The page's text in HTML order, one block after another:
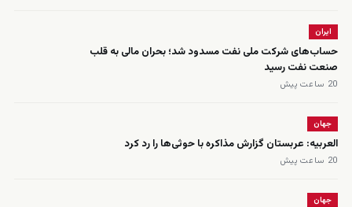
ایران
حساب‌های شرکت ملی نفت مسدود شد؛ بحران مالی به قلب
صنعت نفت رسید
20 ساعت پیش
جهان
العربیه: عربستان گزارش مذاکره با حوثی‌ها را رد کرد
20 ساعت پیش
جهان